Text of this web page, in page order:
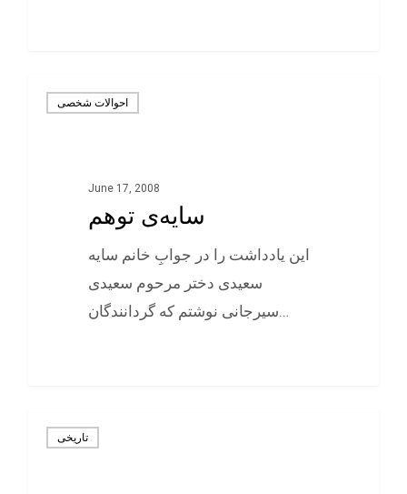
احوالات شخصی
June 17, 2008
سایه‌ی توهم
این یادداشت را در جوابِ خانم سایه
سعیدی دختر مرحوم سعیدی
سیرجانی نوشتم که گردانندگان…
تاريخی